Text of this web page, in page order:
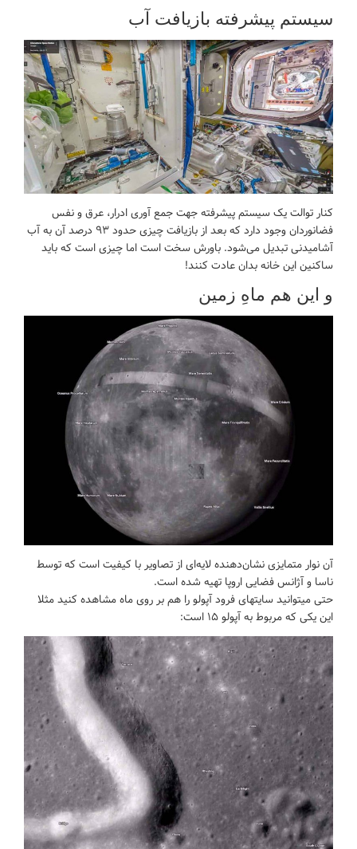
سیستم پیشرفته بازیافت آب
کنار توالت یک سیستم پیشرفته جهت جمع آوری ادرار، عرق و نفس
فضانوردان وجود دارد که بعد از بازیافت چیزی حدود ۹۳ درصد آن به آب
آشامیدنی تبدیل می‌شود. باورش سخت است اما چیزی است که باید
ساکنین این خانه بدان عادت کنند!
و این هم ماهِ زمین
آن نوار متمایزی نشان‌دهنده لایه‌ای از تصاویر با کیفیت است که توسط
ناسا و آژانس فضایی اروپا تهیه شده است.
حتی میتوانید سایتهای فرود آپولو را هم بر روی ماه مشاهده کنید مثلا
این یکی که مربوط به آپولو ۱۵ است: